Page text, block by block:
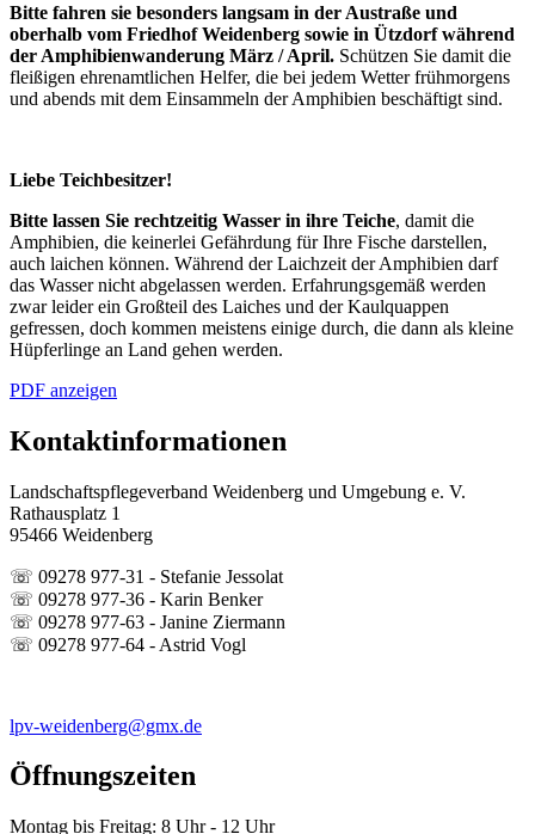
Bitte fahren sie besonders langsam in der Austraße und
oberhalb vom Friedhof Weidenberg sowie in Ützdorf während
der Amphibienwanderung März / April. Schützen Sie damit die
fleißigen ehrenamtlichen Helfer, die bei jedem Wetter frühmorgens
und abends mit dem Einsammeln der Amphibien beschäftigt sind.
Liebe Teichbesitzer!
Bitte lassen Sie rechtzeitig Wasser in ihre Teiche, damit die
Amphibien, die keinerlei Gefährdung für Ihre Fische darstellen,
auch laichen können. Während der Laichzeit der Amphibien darf
das Wasser nicht abgelassen werden. Erfahrungsgemäß werden
zwar leider ein Großteil des Laiches und der Kaulquappen
gefressen, doch kommen meistens einige durch, die dann als kleine
Hüpferlinge an Land gehen werden.
PDF anzeigen
Kontaktinformationen
Landschaftspflegeverband Weidenberg und Umgebung e. V.
Rathausplatz 1
95466 Weidenberg
☏ 09278 977-31 - Stefanie Jessolat
☏ 09278 977-36 - Karin Benker
☏ 09278 977-63 - Janine Ziermann
☏ 09278 977-64 - Astrid Vogl
lpv-weidenberg@gmx.de
Öffnungszeiten
Montag bis Freitag: 8 Uhr - 12 Uhr